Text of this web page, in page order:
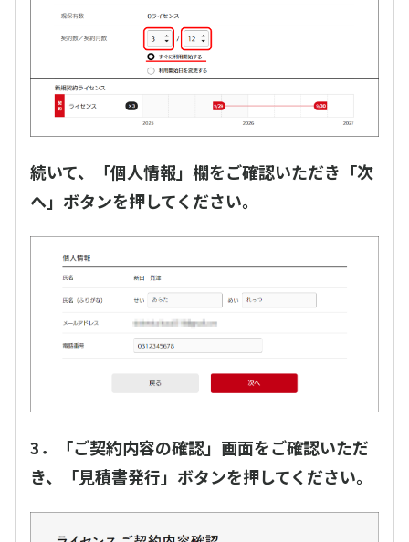
続いて、「個人情報」欄をご確認いただき「次
へ」ボタンを押してください。
3．「ご契約内容の確認」画面をご確認いただ
き、「見積書発行」ボタンを押してください。